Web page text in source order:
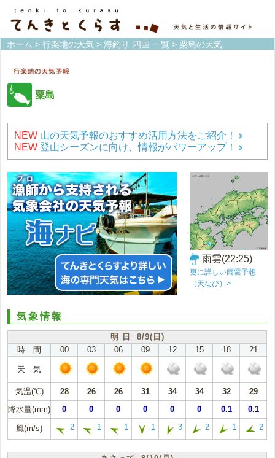
ホーム > 行楽地の天気 > 海釣り-四国 一覧 > 粟島の天気
粟島
NEW 山の天気予報のおすすめ活用方法をご紹介！
NEW 登山シーズンに向け、情報がパワーアップ！
雨雲(22:25)
更に詳しい雨雲予想
（天なび）>
気象情報
明 日 8/9(日)
時 間
00 03 06 09 12 15 18 21
天 気
気温(℃) 28 26 26 31 34 34 32
29
降水量(mm)
0 0 0 0 0 0 0.1 0.1
風(m/s) 2 1 1 1 3 2 1 2